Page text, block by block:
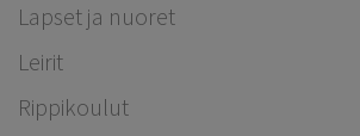
Lapset ja nuoret
Leirit
Rippikoulut